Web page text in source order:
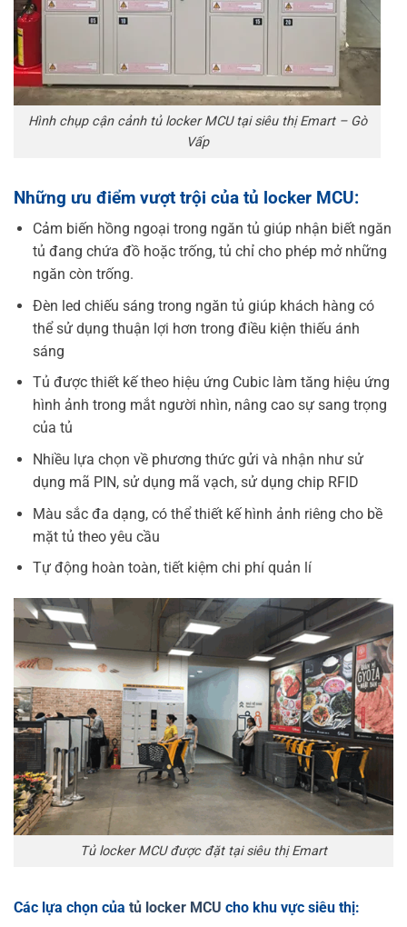
Hình chụp cận cảnh tủ locker MCU tại siêu thị Emart – Gò
Vấp
Những ưu điểm vượt trội của tủ locker MCU:
Cảm biến hồng ngoại trong ngăn tủ giúp nhận biết ngăn
tủ đang chứa đồ hoặc trống, tủ chỉ cho phép mở những
ngăn còn trống.
Đèn led chiếu sáng trong ngăn tủ giúp khách hàng có
thể sử dụng thuận lợi hơn trong điều kiện thiếu ánh
sáng
Tủ được thiết kế theo hiệu ứng Cubic làm tăng hiệu ứng
hình ảnh trong mắt người nhìn, nâng cao sự sang trọng
của tủ
Nhiều lựa chọn về phương thức gửi và nhận như sử
dụng mã PIN, sử dụng mã vạch, sử dụng chip RFID
Màu sắc đa dạng, có thể thiết kế hình ảnh riêng cho bề
mặt tủ theo yêu cầu
Tự động hoàn toàn, tiết kiệm chi phí quản lí
Tủ locker MCU được đặt tại siêu thị Emart
Các lựa chọn của tủ locker MCU cho khu vực siêu thị: